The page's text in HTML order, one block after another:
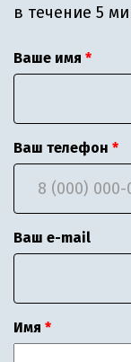
в течение 5
Ваше имя
Ваш телефон
Ваш e-mail
Имя